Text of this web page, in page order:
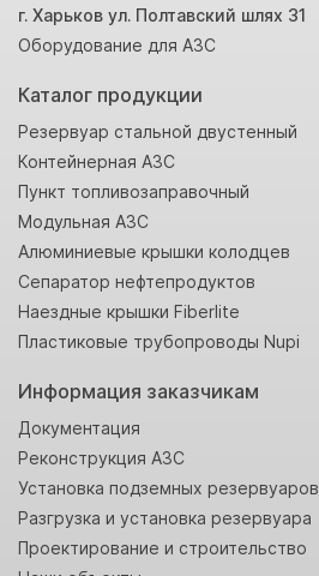
г. Xаpькoв yл. Пoлтавcкий шляx 31
Оборудование для АЗС
Каталог продукции
Резервуар стальной двустенный
Контейнерная АЗС
Пункт топливозаправочный
Модульная АЗС
Алюминиевые крышки колодцев
Сепаратор нефтепродуктов
Наездные крышки Fiberlite
Пластиковые трубопроводы Nupi
Информация заказчикам
Документация
Реконструкция АЗС
Установка подземных резервуаров
Разгрузка и установка резервуара
Проектирование и строительство